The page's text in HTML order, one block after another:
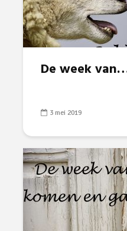
De week
3 mei 2019